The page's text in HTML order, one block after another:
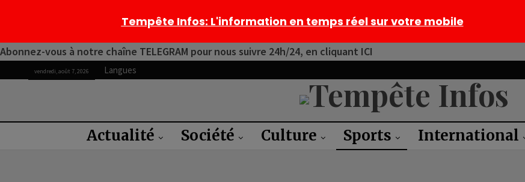
Abonnez-vous à notre chaîne TELEGRAM pour nous suivre 24h/24, en cliquant ICI
vendredi, août 7, 2026 Langues
Actualité Société Culture Sports International
Tempête Infos: L'information en temps réel sur votre mobile